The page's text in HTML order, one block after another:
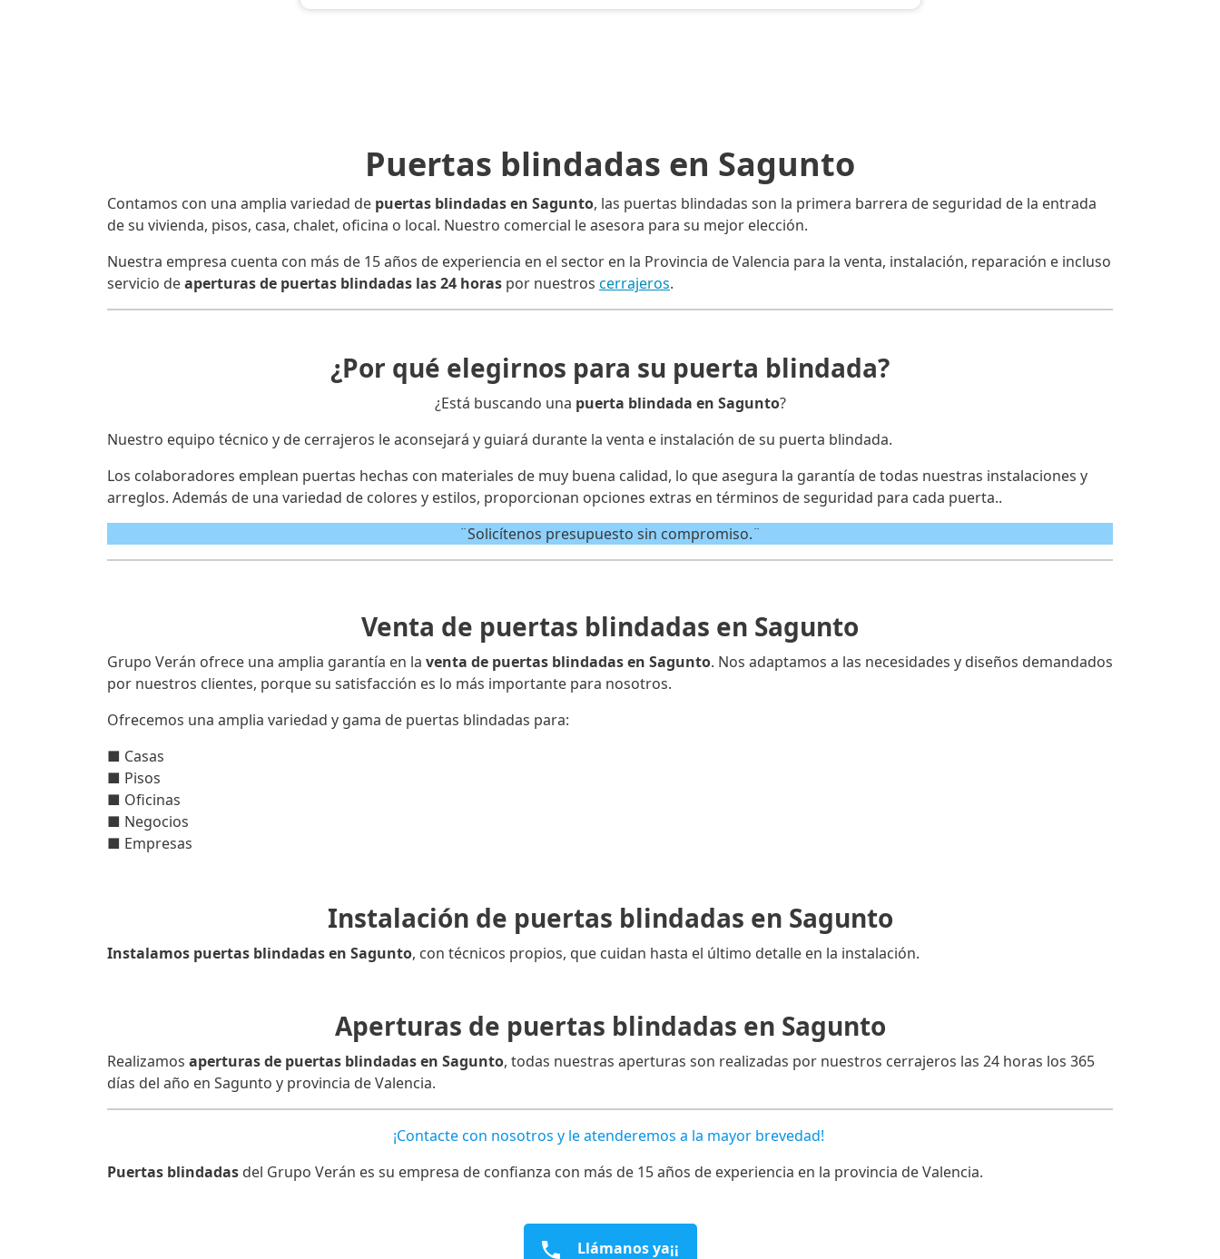
Puertas blindadas en Sagunto
Contamos con una amplia variedad de puertas blindadas en Sagunto, las puertas blindadas son la primera barrera de seguridad de la entrada
de su vivienda, pisos, casa, chalet, oficina o local. Nuestro comercial le asesora para su mejor elección.
Nuestra empresa cuenta con más de 15 años de experiencia en el sector en la Provincia de Valencia para la venta, instalación, reparación e incluso
servicio deaperturas de puertas blindadas las 24 horas por nuestros cerrajeros.
¿Por qué elegirnos para su puerta blindada?
¿Está buscando una puerta blindada en Sagunto?
Nuestro equipo técnico y de cerrajeros le aconsejará y guiará durante la venta e instalación de su puerta blindada.
Los colaboradores emplean puertas hechas con materiales de muy buena calidad, lo que asegura la garantía de todas nuestras instalaciones y
arreglos. Además de una variedad de colores y estilos, proporcionan opciones extras en términos de seguridad para cada puerta..
¨Solicítenos presupuesto sin compromiso.¨
Venta de puertas blindadas en Sagunto
Grupo Verán ofrece una amplia garantía en la venta de puertas blindadas en Sagunto. Nos adaptamos a las necesidades y diseños demandados
por nuestros clientes, porque su satisfacción es lo más importante para nosotros.
Ofrecemos una amplia variedad y gama de puertas blindadas para:
■ Casas
■ Pisos
■ Oficinas
■ Negocios
■ Empresas
Instalación de puertas blindadas en Sagunto
Instalamos puertas blindadas en Sagunto, con técnicos propios, que cuidan hasta el último detalle en la instalación.
Aperturas de puertas blindadas en Sagunto
Realizamos aperturas de puertas blindadas en Sagunto, todas nuestras aperturas son realizadas por nuestros cerrajeros las 24 horas los 365
días del año en Sagunto y provincia de Valencia.
¡Contacte con nosotros y le atenderemos a la mayor brevedad!
Puertas blindadas del Grupo Verán es su empresa de confianza con más de 15 años de experiencia en la provincia de Valencia.
Llámanos ya¡¡